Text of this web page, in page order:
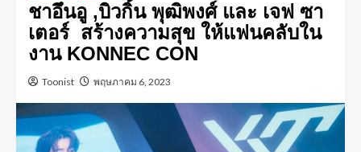
ชาอึนอู ,บิวกิ้น พุฒิพงศ์ และ เจฟ ซา
เตอร์ สร้างความสุข ให้แฟนคลับใน
งาน KONNEC CON
Toonist พฤษภาคม 6, 2023